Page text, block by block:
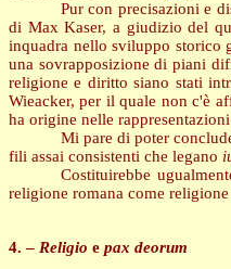
Pur con precisazioni e
di Max Kaser, a giudizio del
inquadra nello sviluppo storico
una sovrapposizione di piani
religione e diritto siano stati
Wieacker, per il quale non c'è
ha origine nelle
Mi pare di poter
fili assai consistenti che legano
Costituirebbe
religione romana come
4. – Religio e pax deorum